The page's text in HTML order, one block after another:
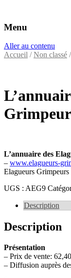
VAC
Éditeurs
Menu
Aller au contenu
Accueil /Non classé
L’annuaire des
– www.elagueurs-
Elagueurs Grimpeurs
UGS : AEG9
Description
Description
Présentation
– Prix de vente:
– Diffusion auprès